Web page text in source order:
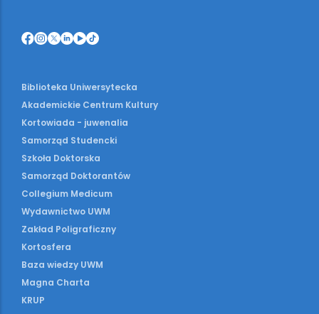
Biblioteka Uniwersytecka
Akademickie Centrum Kultury
Kortowiada - juwenalia
Samorząd Studencki
Szkoła Doktorska
Samorząd Doktorantów
Collegium Medicum
Wydawnictwo UWM
Zakład Poligraficzny
Kortosfera
Baza wiedzy UWM
Magna Charta
KRUP